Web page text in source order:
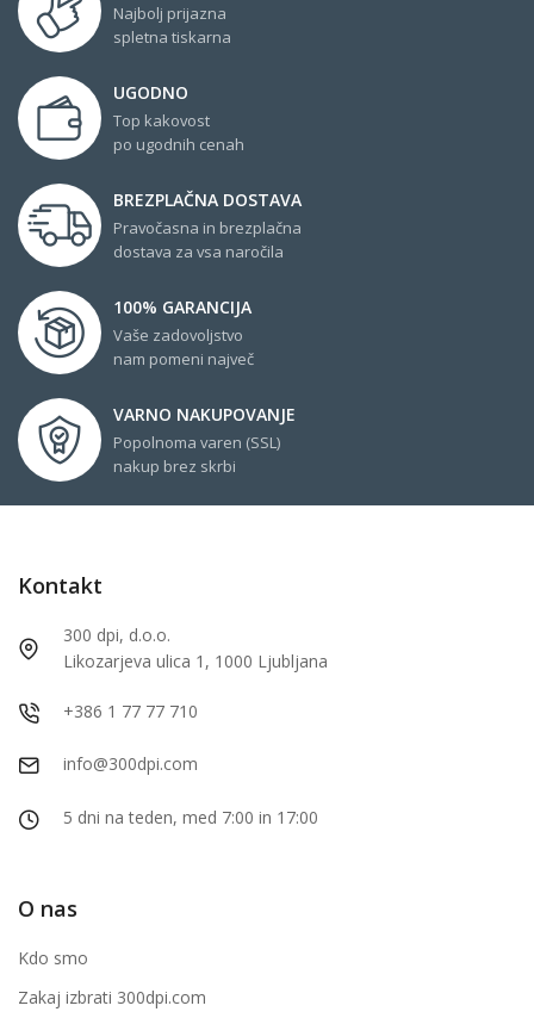
Najbolj prijazna
spletna tiskarna
UGODNO
Top kakovost
po ugodnih cenah
BREZPLAČNA DOSTAVA
Pravočasna in brezplačna
dostava za vsa naročila
100% GARANCIJA
Vaše zadovoljstvo
nam pomeni največ
VARNO NAKUPOVANJE
Popolnoma varen (SSL)
nakup brez skrbi
Kontakt
300 dpi, d.o.o.
Likozarjeva ulica 1, 1000 Ljubljana
+386 1 77 77 710
info@300dpi.com
5 dni na teden, med 7:00 in 17:00
O nas
Kdo smo
Zakaj izbrati 300dpi.com